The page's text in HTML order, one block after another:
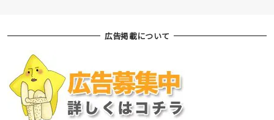
広告掲載について